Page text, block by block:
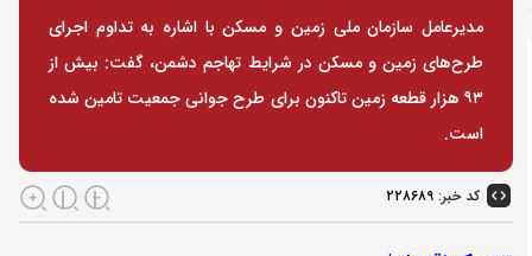
مدیرعامل سازمان ملی زمین و مسکن با اشاره به تداوم اجرای
طرح‌های زمین و مسکن در شرایط تهاجم دشمن، گفت: بیش از
۹۳ هزار قطعه زمین تاکنون برای طرح جوانی جمعیت تامین شده
است.
کد خبر: ۲۲۸۶۸۹